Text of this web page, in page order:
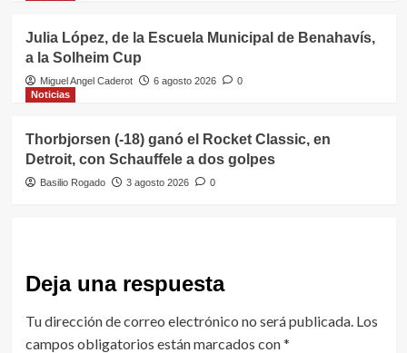
Julia López, de la Escuela Municipal de Benahavís,
a la Solheim Cup
Miguel Angel Caderot 6 agosto 2026
0
Noticias
Thorbjorsen (-18) ganó el Rocket Classic, en
Detroit, con Schauffele a dos golpes
Basilio Rogado 3 agosto 2026 0
Deja una respuesta
Tu dirección de correo electrónico no será publicada. Los
campos obligatorios están marcados con*